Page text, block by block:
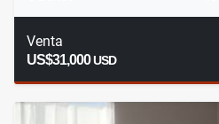
Venta
US$31,000USD